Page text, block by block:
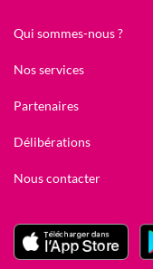
Qui sommes-nous ?
Nos services
Partenaires
Délibérations
Nous contacter